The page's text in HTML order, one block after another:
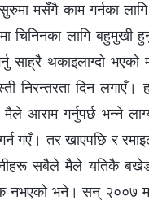
मसँगै काम गर्नका
चिनिनका लागि बहुमुखी
साह्रै थकाइलाग्दो
दिन लगाएँ।
आराम गर्नुपर्छ भन्ने
गएँ। तर खाएपछि र
सबैले मैले यतिकै बखेडा
भने। सन् २००७